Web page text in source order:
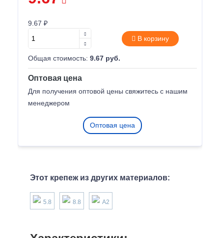
9.67 ₽
В корзину
Общая стоимость: 9.67 руб.
Оптовая цена
Для получения оптовой цены свяжитесь с нашим
менеджером
Оптовая цена
Этот крепеж из других материалов:
5.8 8.8 А2